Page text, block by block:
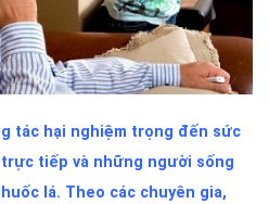
tác hại nghiệm trọng đến sức
tiếp và những người sống
lá. Theo các chuyên gia,